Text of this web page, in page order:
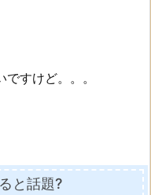
ですけど。。。
と話題?